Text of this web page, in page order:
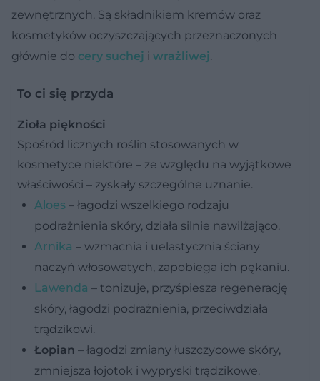
zewnętrznych. Są składnikiem kremów oraz
kosmetyków oczyszczających przeznaczonych
głównie do cery suchej i wrażliwej.
To ci się przyda
Zioła piękności
Spośród licznych roślin stosowanych w
kosmetyce niektóre – ze względu na wyjątkowe
właściwości – zyskały szczególne uznanie.
Aloes – łagodzi wszelkiego rodzaju
podrażnienia skóry, działa silnie nawilżająco.
Arnika – wzmacnia i uelastycznia ściany
naczyń włosowatych, zapobiega ich pękaniu.
Lawenda – tonizuje, przyśpiesza regenerację
skóry, łagodzi podrażnienia, przeciwdziała
trądzikowi.
Łopian – łagodzi zmiany łuszczycowe skóry,
zmniejsza łojotok i wypryski trądzikowe.